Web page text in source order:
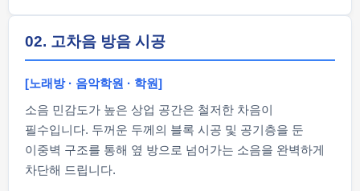
02. 고차음 방음 시공
[노래방 · 음악학원 · 학원]
소음 민감도가 높은 상업 공간은 철저한 차음이
필수입니다. 두꺼운 두께의 블록 시공 및 공기층을 둔
이중벽 구조를 통해 옆 방으로 넘어가는 소음을 완벽하게
차단해 드립니다.